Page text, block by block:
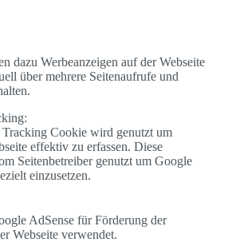
dazu Werbeanzeigen auf der Webseite
über mehrere Seitenaufrufe und
Cookie wird genutzt um
effektiv zu erfassen. Diese
Seitenbetreiber genutzt um Google
einzusetzen.
AdSense für Förderung der
Webseite verwendet.